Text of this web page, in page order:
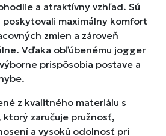
a atraktívny vzhľad. Sú
maximálny komfort
zmien a zároveň
Vďaka obľúbenému jogger
prispôsobia postave a
z kvalitného materiálu s
ktorý zaručuje pružnosť,
a vysokú odolnosť pri